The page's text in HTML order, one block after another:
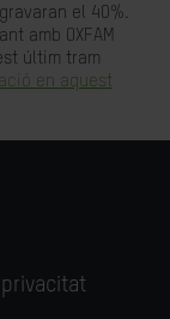
el 40%.
amb OXFAM
últim tram
en aquest